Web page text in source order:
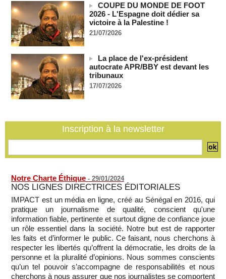
demande une enquête pour crime de guerre
07/08/2026 -
Côte d'Ivoire : le président Ouattara accorde la grâce à 4.661
détenus
07/08/2026 -
Plagiat à Cambridge - L’université va réexaminer le
recrutement de ses enseignants
07/08/2026 -
La Türkiye, l’Arabie saoudite et le Pakistan signent un accord
La Bourse de Paris termine en hausse et poursuit sa course
COUPE DU MONDE DE FOOT
2026 - L'Espagne doit dédier sa
victoire à la Palestine !
21/07/2026
La place de l'ex-président
autocrate APR/BBY est devant les
tribunaux
17/07/2026
Inscription à la newsletter
Notre Charte Éthique - 29/01/2024
NOS LIGNES DIRECTRICES ÉDITORIALES
IMPACT est un média en ligne, créé au Sénégal en 2016, qui
pratique un journalisme de qualité, conscient qu'une
information fiable, pertinente et surtout digne de confiance joue
un rôle essentiel dans la société. Notre but est de rapporter
les faits et d’informer le public. Ce faisant, nous cherchons à
respecter les libertés qu’offrent la démocratie, les droits de la
personne et la pluralité d’opinions. Nous sommes conscients
qu’un tel pouvoir s’accompagne de responsabilités et nous
cherchons à nous assurer que nos journalistes se comportent